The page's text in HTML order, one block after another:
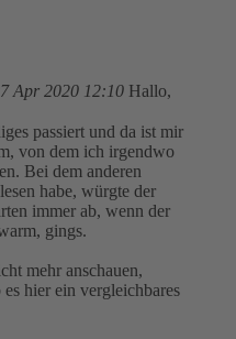
Apr 2020 12:10 Hallo,
passiert und da ist mir
von dem ich irgendwo
Bei dem anderen
habe, würgte der
immer ab, wenn der
gings.
mehr anschauen,
hier ein vergleichbares